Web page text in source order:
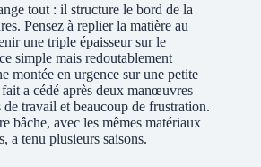
tout : il structure le bord de la
Pensez à replier la matière au
une triple épaisseur sur le
simple mais redoutablement
montée en urgence sur une petite
a cédé après deux manœuvres —
de travail et beaucoup de frustration.
bâche, avec les mêmes matériaux
a tenu plusieurs saisons.